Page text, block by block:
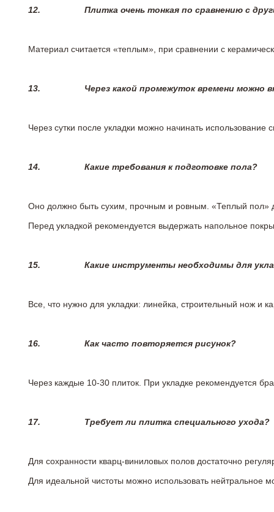
12. Плитка очень тонкая по сравнению с
Материал считается «теплым», при сравнении с
13. Через какой промежуток времени можно
Через сутки после укладки можно начинать
14. Какие требования к подготовке пола?
Оно должно быть сухим, прочным и ровным. «Теплый пол»
Перед укладкой рекомендуется выдержать напольное
15. Какие инструменты необходимы для
Все, что нужно для укладки: линейка, строительный нож и
16. Как часто повторяется рисунок?
Через каждые 10-30 плиток. При укладке рекомендуется
17. Требует ли плитка специального ухода?
Для сохранности кварц-виниловых полов достаточно
Для идеальной чистоты можно использовать